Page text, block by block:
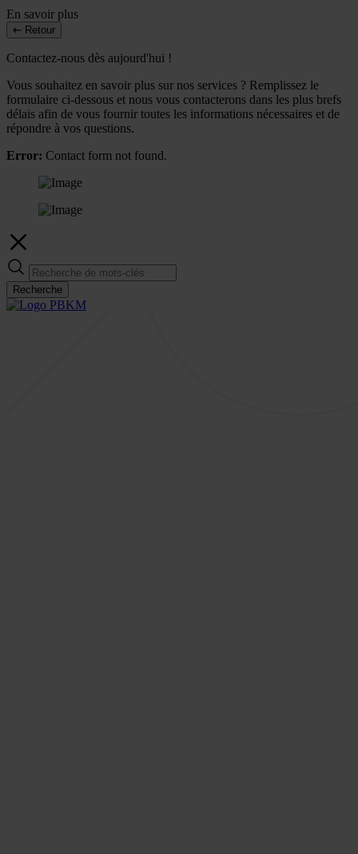
En savoir plus
Retour
Contactez-nous dès aujourd'hui !
Vous souhaitez en savoir plus sur nos services ? Remplissez le
formulaire ci-dessous et nous vous contacterons dans les plus brefs
délais afin de vous fournir toutes les informations nécessaires et de
répondre à vos questions.
Error: Contact form not found.
Recherche